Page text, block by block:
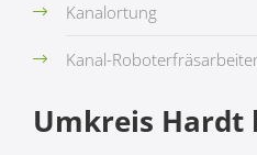
Kanalortung
Kanal-
Umkreis Hardt